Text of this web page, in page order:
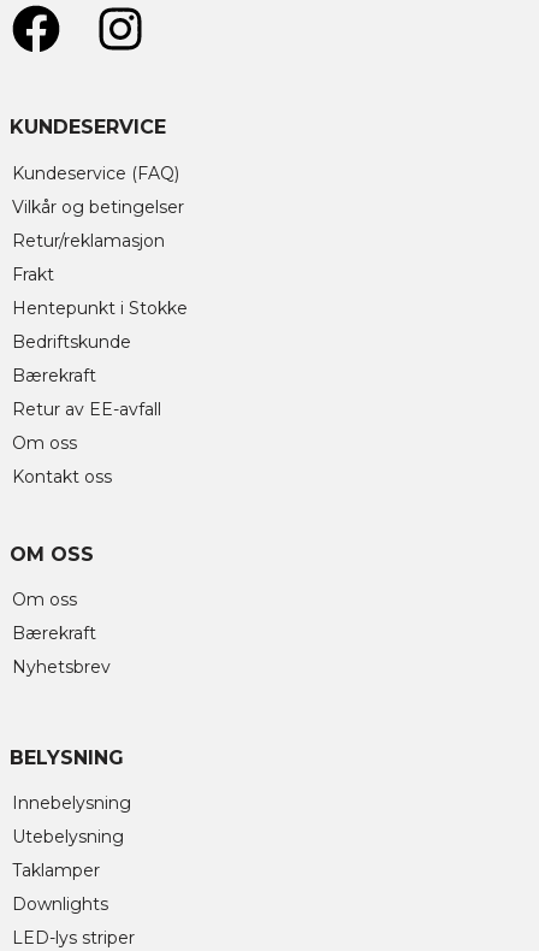
KUNDESERVICE
Kundeservice (FAQ)
Vilkår og betingelser
Retur/reklamasjon
Frakt
Hentepunkt i Stokke
Bedriftskunde
Bærekraft
Retur av EE-avfall
Om oss
Kontakt oss
OM OSS
Om oss
Bærekraft
Nyhetsbrev
BELYSNING
Innebelysning
Utebelysning
Taklamper
Downlights
LED-lys striper